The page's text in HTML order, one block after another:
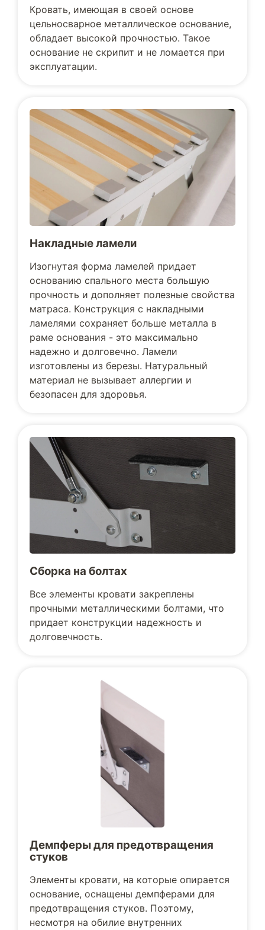
Кровать, имеющая в своей основе
цельносварное металлическое основание,
обладает высокой прочностью. Такое
основание не скрипит и не ломается при
эксплуатации.
Накладные ламели
Изогнутая форма ламелей придает
основанию спального места большую
прочность и дополняет полезные свойства
матраса. Конструкция с накладными
ламелями сохраняет больше металла в
раме основания - это максимально
надежно и долговечно. Ламели
изготовлены из березы. Натуральный
материал не вызывает аллергии и
безопасен для здоровья.
Сборка на болтах
Все элементы кровати закреплены
прочными металлическими болтами, что
придает конструкции надежность и
долговечность.
Демпферы для предотвращения
стуков
Элементы кровати, на которые опирается
основание, оснащены демпферами для
предотвращения стуков. Поэтому,
несмотря на обилие внутренних